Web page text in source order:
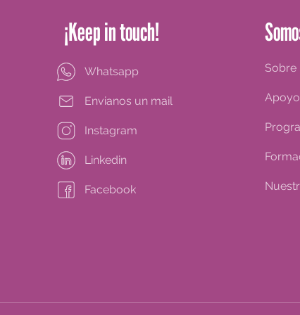
¡Keep in touch!
Whatsapp
Envianos un mail
Instagram
Linkedin
Facebook
Sobre